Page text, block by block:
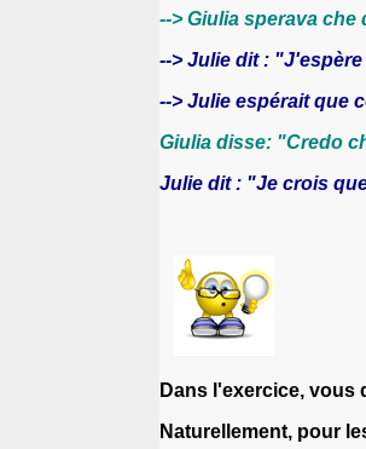
--> Giulia sperava che
--> Julie dit :
--> Julie espérait que
Giulia disse: "Credo
Julie dit : "Je crois
Dans l'exercice, vous
Naturellement, pour